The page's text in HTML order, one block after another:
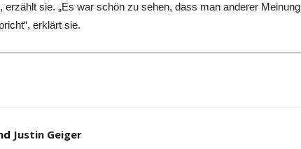
sie. „Es war schön zu sehen, dass man anderer Meinung
erklärt sie.
Justin Geiger